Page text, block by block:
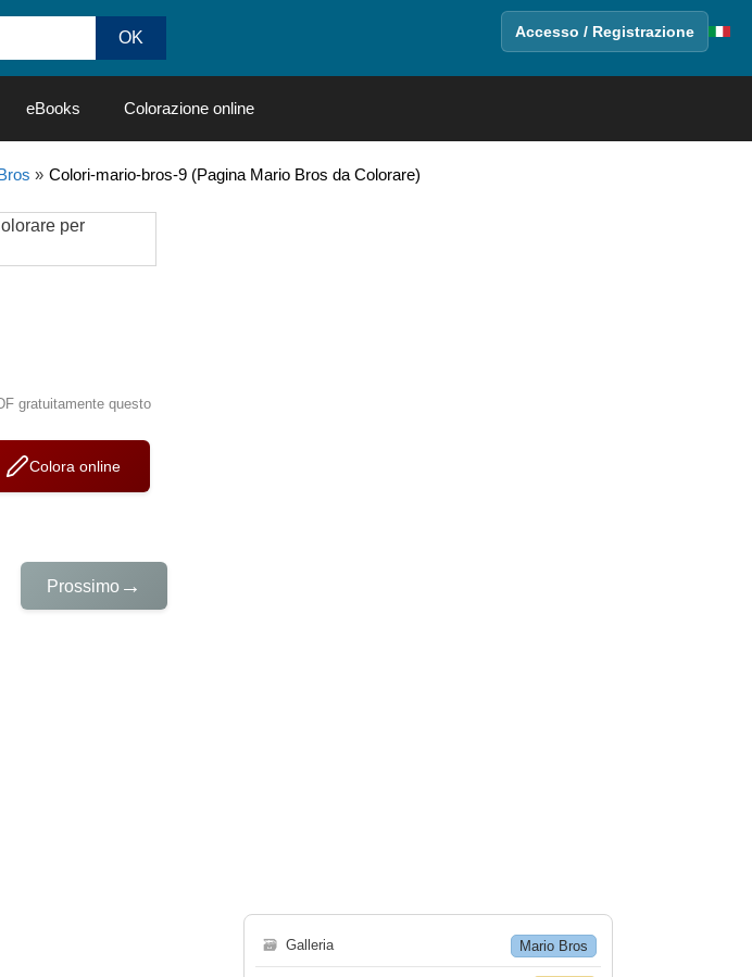
Accesso / Registrazione
eBooks Colorazione online
» Colori-mario-bros-9 (Pagina Mario Bros da Colorare)
gratuitamente questo
Colora online
Prossimo →
🗃 Galleria Mario Bros